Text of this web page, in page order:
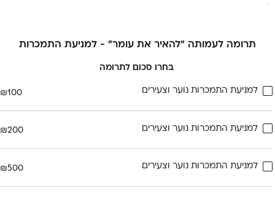
תרומה לעמותה "להאיר את עומר" - למניעת התמכרות
בחרו סכום לתרומה
למניעת התמכרות נוער וצעירים ₪100
למניעת התמכרות נוער וצעירים ₪200
למניעת התמכרות נוער וצעירים ₪500